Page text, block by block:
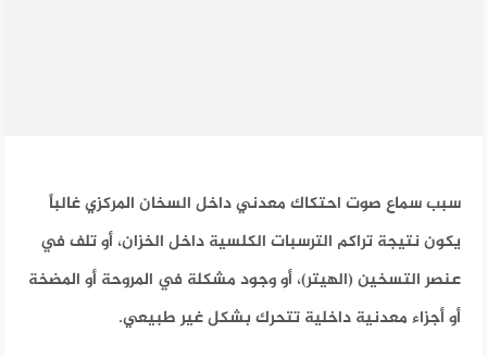
سبب سماع صوت احتكاك معدني داخل السخان المركزي غالباً
يكون نتيجة تراكم الترسبات الكلسية داخل الخزان، أو تلف في
عنصر التسخين (الهيتر)، أو وجود مشكلة في المروحة أو المضخة
أو أجزاء معدنية داخلية تتحرك بشكل غير طبيعي.